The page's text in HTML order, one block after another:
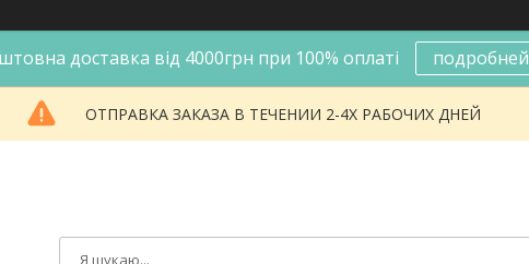
доставка від 4000грн при 100% оплаті подробней
ОТПРАВКА ЗАКАЗА В ТЕЧЕНИИ 2-4Х РАБОЧИХ ДНЕЙ